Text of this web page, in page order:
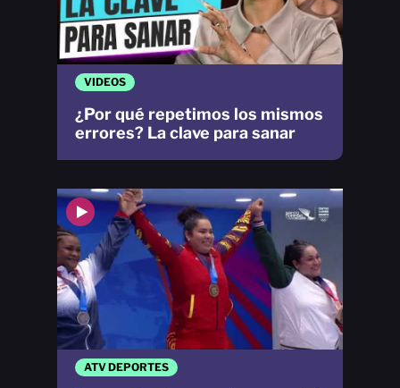
VIDEOS
¿Por qué repetimos los mismos
errores? La clave para sanar
ATV DEPORTES